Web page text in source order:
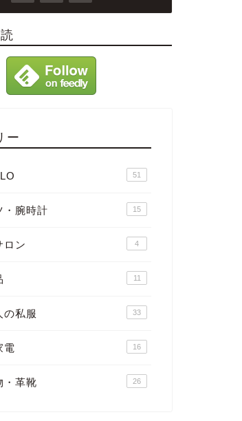
ー
51
・腕時計 15
ロン 4
11
の私服 33
電 16
・革靴 26